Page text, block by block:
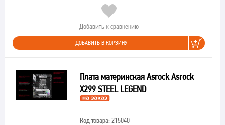
Добавить к сравнению
ДОБАВИТЬ В КОРЗИНУ
Плата материнская Asrock Asrock
X299 STEEL LEGEND
Код товара: 215040